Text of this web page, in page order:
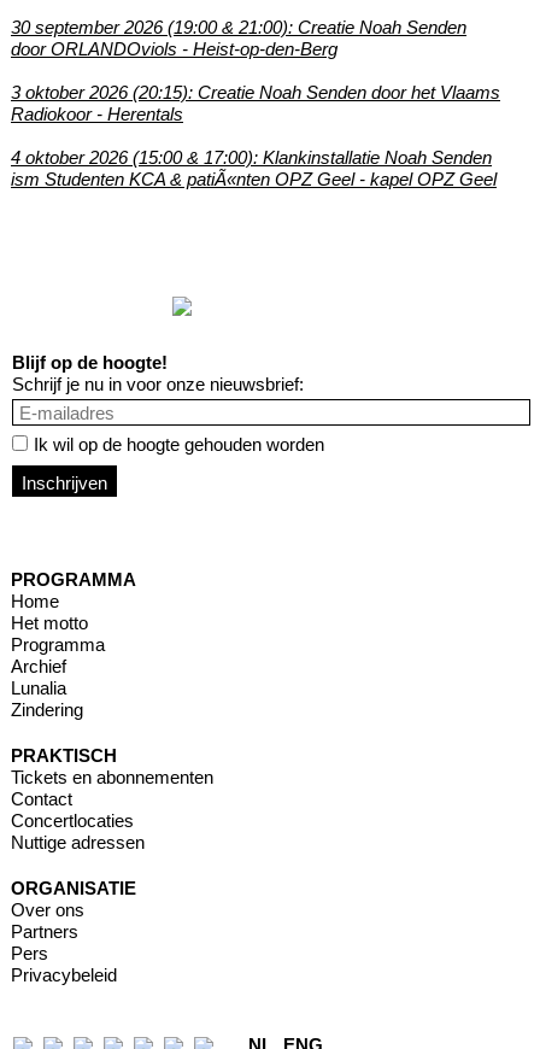
30 september 2026 (19:00 & 21:00): Creatie Noah Senden
door ORLANDOviols - Heist-op-den-Berg
3 oktober 2026 (20:15): Creatie Noah Senden door het Vlaams
Radiokoor - Herentals
4 oktober 2026 (15:00 & 17:00): Klankinstallatie Noah Senden
ism Studenten KCA & patiÃ«nten OPZ Geel - kapel OPZ Geel
Blijf op de hoogte!
Schrijf je nu in voor onze nieuwsbrief:
Ik wil op de hoogte gehouden worden
Inschrijven
PROGRAMMA
Home
Het motto
Programma
Archief
Lunalia
Zindering
PRAKTISCH
Tickets en abonnementen
Contact
Concertlocaties
Nuttige adressen
ORGANISATIE
Over ons
Partners
Pers
Privacybeleid
NL ENG